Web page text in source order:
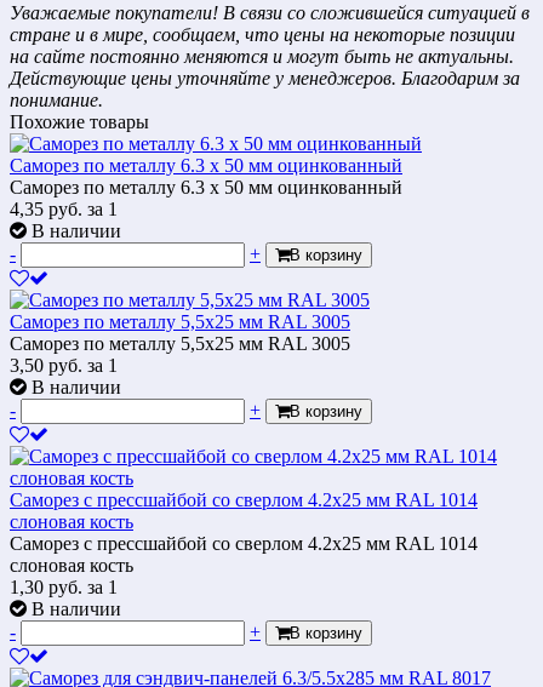
Уважаемые покупатели! В связи со сложившейся ситуацией в
стране и в мире, сообщаем, что цены на некоторые позиции
на сайте постоянно меняются и могут быть не актуальны.
Действующие цены уточняйте у менеджеров. Благодарим за
понимание.
Похожие товары
Саморез по металлу 6.3 х 50 мм оцинкованный
Саморез по металлу 6.3 х 50 мм оцинкованный
4,35 руб. за 1
В наличии
-
+ В корзину
Саморез по металлу 5,5x25 мм RAL 3005
Саморез по металлу 5,5x25 мм RAL 3005
3,50 руб. за 1
В наличии
-
+ В корзину
Саморез с прессшайбой со сверлом 4.2x25 мм RAL 1014
слоновая кость
Саморез с прессшайбой со сверлом 4.2x25 мм RAL 1014
слоновая кость
1,30 руб. за 1
В наличии
-
+ В корзину